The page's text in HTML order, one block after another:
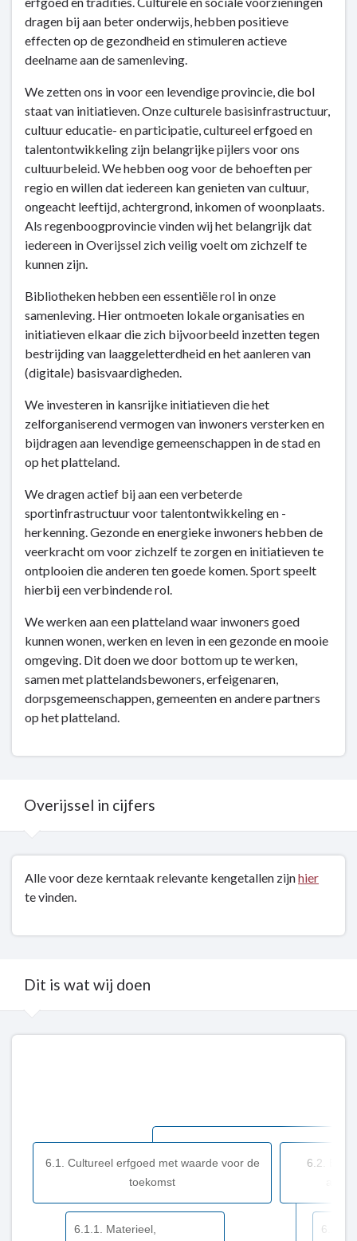
denken
dragen bij aan beter onderwijs, hebben positieve
effecten op de gezondheid en stimuleren actieve
deelname aan de samenleving.
We zetten ons in voor een levendige provincie, die bol
staat van initiatieven. Onze culturele basisinfrastructuur,
cultuur educatie- en participatie, cultureel erfgoed en
talentontwikkeling zijn belangrijke pijlers voor ons
cultuurbeleid. We hebben oog voor de behoeften per
regio en willen dat iedereen kan genieten van cultuur,
ongeacht leeftijd, achtergrond, inkomen of woonplaats.
Als regenboogprovincie vinden wij het belangrijk dat
iedereen in Overijssel zich veilig voelt om zichzelf te
kunnen zijn.
Bibliotheken hebben een essentiële rol in onze
samenleving. Hier ontmoeten lokale organisaties en
initiatieven elkaar die zich bijvoorbeeld inzetten tegen
bestrijding van laaggeletterdheid en het aanleren van
(digitale) basisvaardigheden.
We investeren in kansrijke initiatieven die het
zelforganiserend vermogen van inwoners versterken en
bijdragen aan levendige gemeenschappen in de stad en
op het platteland.
We dragen actief bij aan een verbeterde
sportinfrastructuur voor talentontwikkeling en -
herkenning. Gezonde en energieke inwoners hebben de
veerkracht om voor zichzelf te zorgen en initiatieven te
ontplooien die anderen ten goede komen. Sport speelt
hierbij een verbindende rol.
We werken aan een platteland waar inwoners goed
kunnen wonen, werken en leven in een gezonde en mooie
omgeving. Dit doen we door bottom up te werken,
samen met plattelandsbewoners, erfeigenaren,
dorpsgemeenschappen, gemeenten en andere partners
op het platteland.
Overijssel in cijfers
navigatie
Kerntaak
Cultuur
kwaliteit
Alle voor deze kerntaak relevante kengetallen zijnhier
te vinden.
Dit is wat wij doen
sociale
6.1. Cultureel erfgoed met waarde voor de
toekomst
6.1.1. Materieel,
6.2.
6.2.1.